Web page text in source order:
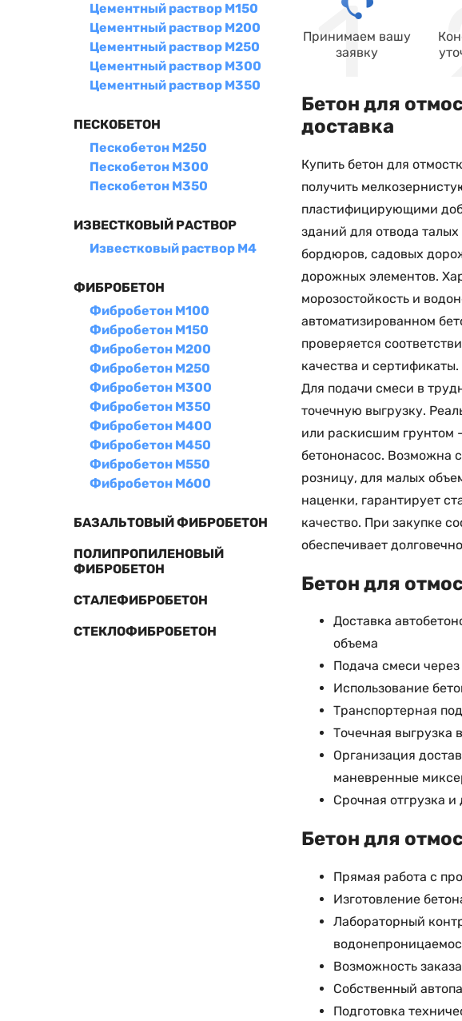
Цементный раствор М150
Цементный раствор М200
Цементный раствор М250
Цементный раствор М300
Цементный раствор М350
ПЕСКОБЕТОН
Пескобетон М250
Пескобетон М300
Пескобетон М350
ИЗВЕСТКОВЫЙ РАСТВОР
Известковый раствор М4
ФИБРОБЕТОН
Фибробетон М100
Фибробетон М150
Фибробетон М200
Фибробетон М250
Фибробетон М300
Фибробетон М350
Фибробетон М400
Фибробетон М450
Фибробетон М550
Фибробетон М600
БАЗАЛЬТОВЫЙ ФИБРОБЕТОН
ПОЛИПРОПИЛЕНОВЫЙ
ФИБРОБЕТОН
СТАЛЕФИБРОБЕТОН
СТЕКЛОФИБРОБЕТОН
Принимаем вашу
заявку
Бетон для
доставка
Купить бетон для
получить
пластифицирующими
зданий для отвода
бордюров, садовых
дорожных элементов.
морозостойкость и
автоматизированном
проверяется
качества и
Для подачи смеси в
точечную выгрузку.
или раскисшим грунтом
бетононасос. Возможна
розницу, для малых
наценки, гарантирует
качество. При закупке
обеспечивает
Бетон для
Доставка
объема
Подача смеси
Использование
Транспортерная
Точечная выгрузка
Организация
маневренные
Срочная отгрузка
Бетон для
Прямая работа с
Изготовление
Лабораторный
Возможность
Собственный
Подготовка